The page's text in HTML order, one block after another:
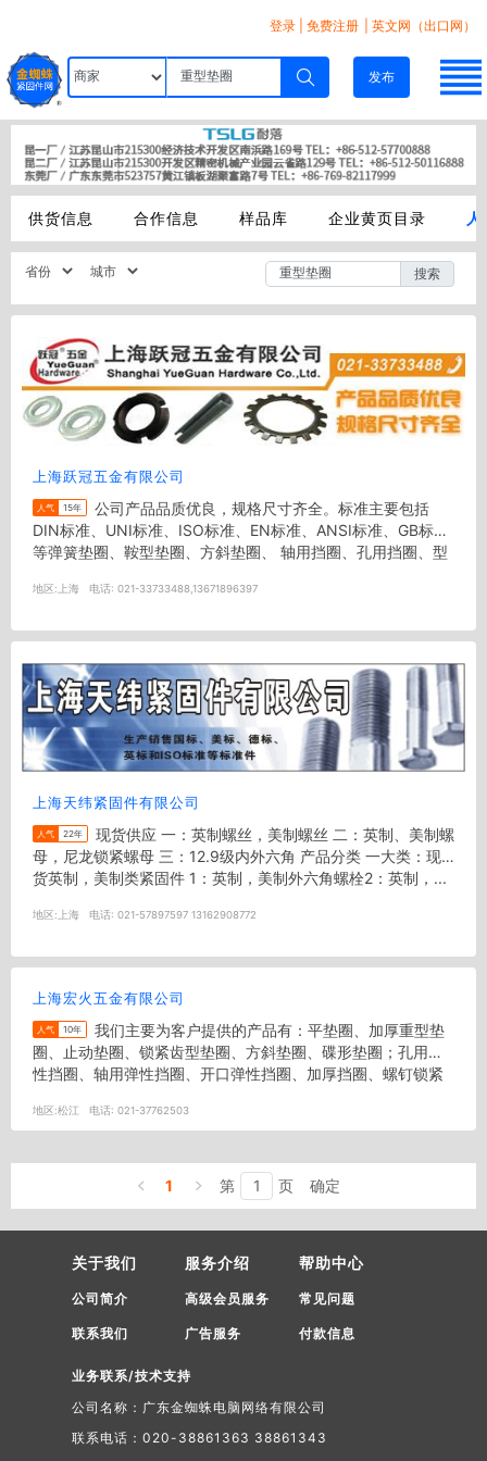
登录 免费注册 | 英文网（出口网）
发布
供货信息 合作信息 样品库 企业黄页目录
搜索
上海跃冠五金有限公司
人气 15年
DIN标准、UNI标准、ISO标准、EN标准、ANSI标准、GB标准
等弹簧垫圈、鞍型垫圈、方斜垫圈、 轴用挡圈、孔用挡圈、型
地区: 上海 电话: 021-33733488,13671896397
上海天纬紧固件有限公司
人气 22年
母，尼龙锁紧螺母 三：12.9级内外六角 产品分类 一大类：现
货英制，美制类紧固件 1：英制，美制外六角螺栓2：英制，...
地区: 上海 电话: 021-57897597 13162908772
上海宏火五金有限公司
人气 10年
圈、止动垫圈、锁紧齿型垫圈、方斜垫圈、碟形垫圈；孔用弹
性挡圈、轴用弹性挡圈、开口弹性挡圈、加厚挡圈、螺钉锁紧
地区:松江 电话: 021-37762503
1 第 页 确定
关于我们
公司简介
联系我们
服务介绍
高级会员服务
广告服务
帮助中心
常见问题
付款信息
业务联系/技术支持
公司名称：广东金蜘蛛电脑网络有限公司
联系电话：020-38861363 38861343